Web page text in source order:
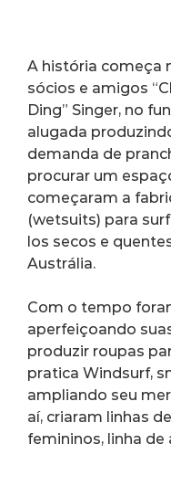
A história começa
sócios e amigos
Ding” Singer, no
alugada
demanda de
procurar um
começaram a
(wetsuits) para
los secos e
Austrália.
Com o tempo
aperfeiçoando
produzir roupas
pratica Windsurf,
ampliando seu
aí, criaram linhas
femininos, linha